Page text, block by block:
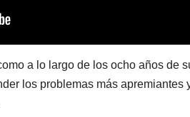
a lo largo de los ocho años de
los problemas más